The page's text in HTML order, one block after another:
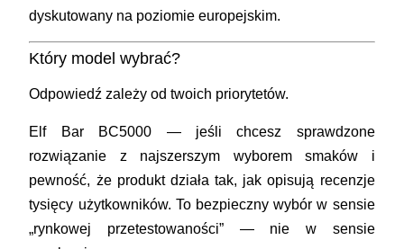
dyskutowany na poziomie europejskim.
Który model wybrać?
Odpowiedź zależy od twoich priorytetów.
Elf Bar BC5000 — jeśli chcesz sprawdzone
rozwiązanie z najszerszym wyborem smaków i
pewność, że produkt działa tak, jak opisują recenzje
tysięcy użytkowników. To bezpieczny wybór w sensie
„rynkowej przetestowaności” — nie w sensie